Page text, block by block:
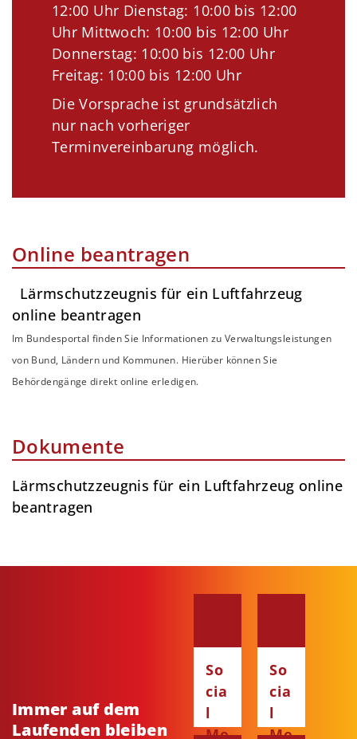
12:00 Uhr Dienstag: 10:00 bis 12:00
Uhr Mittwoch: 10:00 bis 12:00 Uhr
Donnerstag: 10:00 bis 12:00 Uhr
Freitag: 10:00 bis 12:00 Uhr
Die Vorsprache ist grundsätzlich
nur nach vorheriger
Terminvereinbarung möglich.
Online beantragen
Lärmschutzzeugnis für ein Luftfahrzeug
online beantragen
Im Bundesportal finden Sie Informationen zu Verwaltungsleistungen
von Bund, Ländern und Kommunen. Hierüber können Sie
Behördengänge direkt online erledigen.
Dokumente
Lärmschutzzeugnis für ein Luftfahrzeug online
beantragen
Immer auf dem
Laufenden bleiben
So
cia
l
Me
So
cia
l
Me